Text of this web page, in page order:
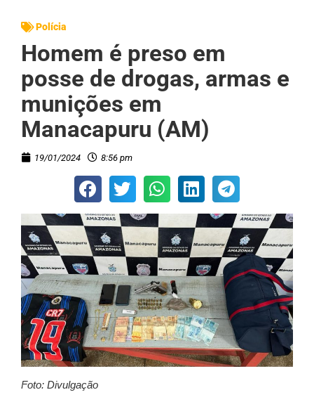
Polícia
Homem é preso em
posse de drogas, armas e
munições em
Manacapuru (AM)
19/01/2024 8:56 pm
Foto: Divulgação